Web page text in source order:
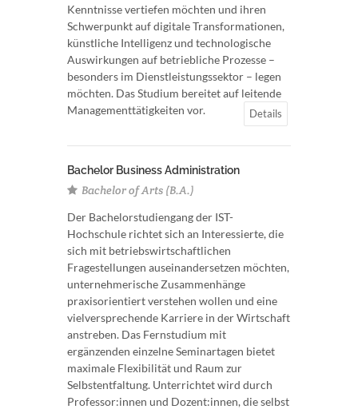
Kenntnisse vertiefen möchten und ihren
Schwerpunkt auf digitale Transformationen,
künstliche Intelligenz und technologische
Auswirkungen auf betriebliche Prozesse –
besonders im Dienstleistungssektor – legen
möchten. Das Studium bereitet auf leitende
Managementtätigkeiten vor.
Details
Bachelor Business Administration
Bachelor of Arts (B.A.)
Der Bachelorstudiengang der IST-
Hochschule richtet sich an Interessierte, die
sich mit betriebswirtschaftlichen
Fragestellungen auseinandersetzen möchten,
unternehmerische Zusammenhänge
praxisorientiert verstehen wollen und eine
vielversprechende Karriere in der Wirtschaft
anstreben. Das Fernstudium mit
ergänzenden einzelne Seminartagen bietet
maximale Flexibilität und Raum zur
Selbstentfaltung. Unterrichtet wird durch
Professor:innen und Dozent:innen, die selbst